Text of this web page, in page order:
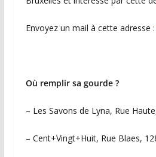
Envoyez un mail à cette adresse :
Où remplir sa gourde ?
– Les Savons de Lyna, Rue
– Cent+Vingt+Huit, Rue Blaes,